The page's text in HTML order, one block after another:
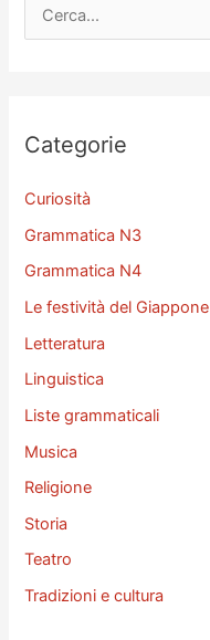
e
a
Categorie
Curiosità
Grammatica N3
Grammatica N4
Le festività del Giappone
Letteratura
Linguistica
Liste grammaticali
Musica
Religione
Storia
Teatro
Tradizioni e cultura